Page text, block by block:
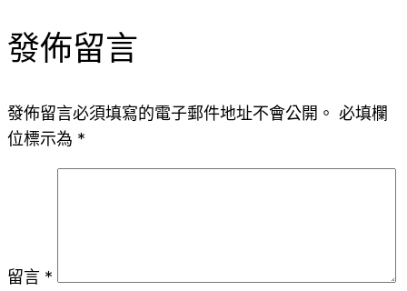
發佈留言
發佈留言必須填寫的電子郵件地址不會公開。 必填欄
位標示為 *
留言 *